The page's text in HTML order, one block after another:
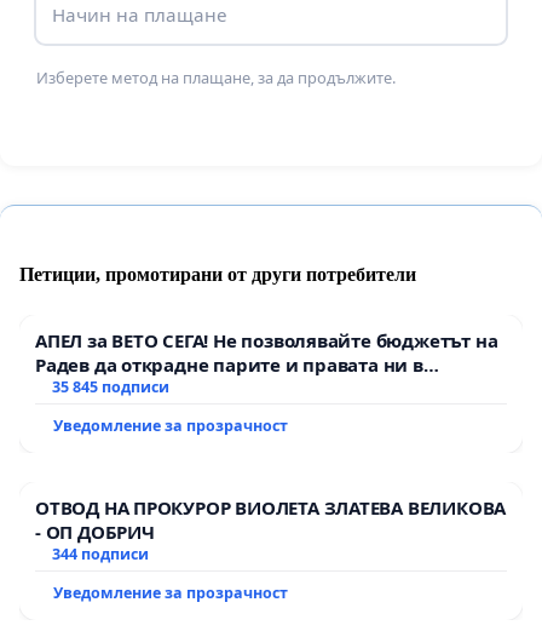
Начин на плащане
Изберете метод на плащане, за да продължите.
Петиции, промотирани от други потребители
АПЕЛ за ВЕТО СЕГА! Не позволявайте бюджетът на
Радев да открадне парите и правата ни в
тъмното
35 845 подписи
Уведомление за прозрачност
ОТВОД НА ПРОКУРОР ВИОЛЕТА ЗЛАТЕВА ВЕЛИКОВА
- ОП ДОБРИЧ
344 подписи
Уведомление за прозрачност